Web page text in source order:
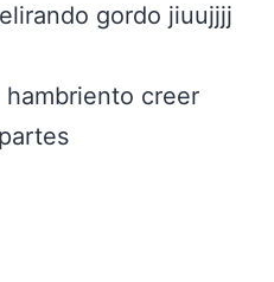
gordo jiuujjjj
hambriento creer